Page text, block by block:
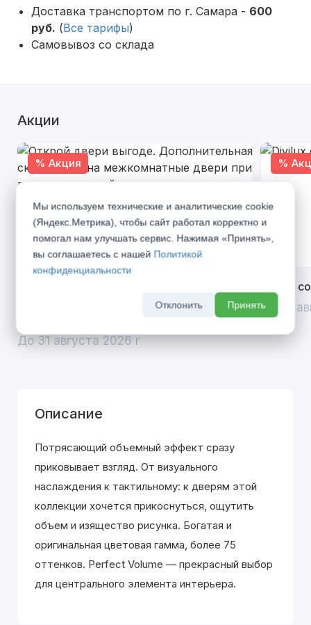
Доставка транспортом по г. Самара - 600
руб. (Все тарифы)
Самовывоз со склада
Акции
% Акция
скидка 10% на межкомнатные двери при
До 31 августа 2026 г
%
Divilux
До 31
Описание
Потрясающий объемный эффект сразу
приковывает взгляд. От визуального
наслаждения к тактильному: к дверям этой
коллекции хочется прикоснуться, ощутить
объем и изящество рисунка. Богатая и
оригинальная цветовая гамма, более 75
оттенков. Perfect Volume — прекрасный выбор
для центрального элемента интерьера.
Мы используем технические и аналитические cookie
(Яндекс.Метрика), чтобы сайт работал корректно и
помогал нам улучшать сервис. Нажимая «Принять»,
вы соглашаетесь с нашей Политикой
конфиденциальности
Отклонить Принять